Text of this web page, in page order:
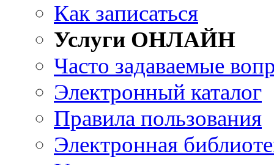
Как записаться
Услуги ОНЛАЙН
Часто задаваемые
Электронный каталог
Правила пользования
Электронная